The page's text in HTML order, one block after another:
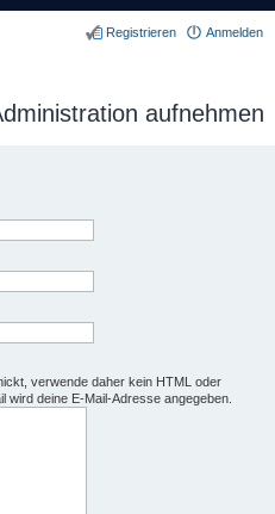
Anmelden
Registrieren
aufnehmen
verwende daher kein HTML oder
wird deine E-Mail-Adresse angegeben.